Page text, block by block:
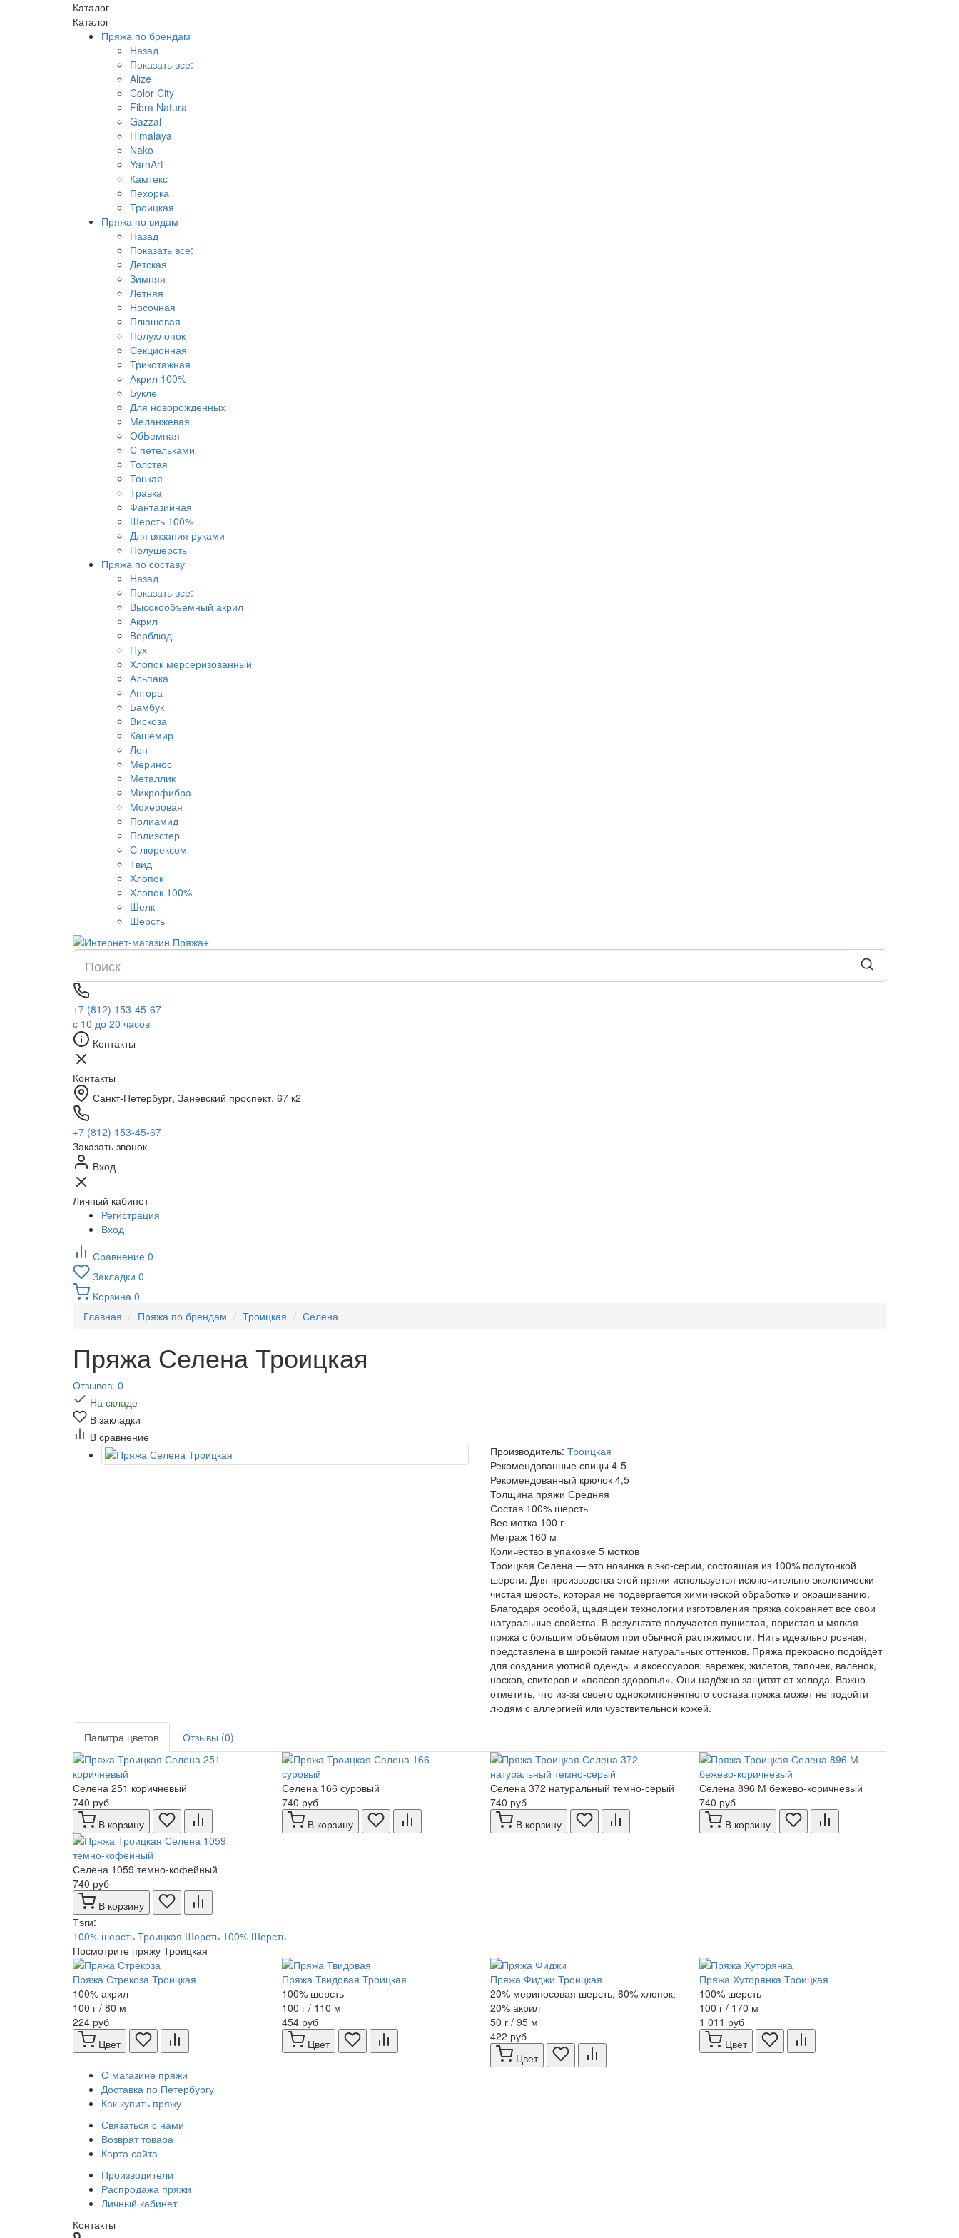
Каталог
Каталог
Пряжа по брендам
Назад
Показать все:
Alize
Color City
Fibra Natura
Gazzal
Himalaya
Nako
YarnArt
Камтекс
Пехорка
Троицкая
Пряжа по видам
Назад
Показать все:
Детская
Зимняя
Летняя
Носочная
Плюшевая
Полухлопок
Секционная
Трикотажная
Акрил 100%
Букле
Для новорожденных
Меланжевая
ОбЬемная
С петельками
Толстая
Тонкая
Травка
Фантазийная
Шерсть 100%
Для вязания руками
Полушерсть
Пряжа по составу
Назад
Показать все:
Высокообъемный акрил
Акрил
Верблюд
Пух
Хлопок мерсеризованный
Альпака
Ангора
Бамбук
Вискоза
Кашемир
Лен
Меринос
Металлик
Микрофибра
Мохеровая
Полиамид
Полиэстер
С люрексом
Твид
Хлопок
Хлопок 100%
Шелк
Шерсть
+7 (812) 153-45-67
с 10 до 20 часов
Контакты
Контакты
Санкт-Петербург, ​Заневский проспект, 67 к2
+7 (812) 153-45-67
Заказать звонок
Вход
Личный кабинет
Регистрация
Вход
Сравнение 0
Закладки 0
Корзина 0
Главная
Пряжа по брендам Троицкая Селена
Пряжа Селена Троицкая
Отзывов: 0
На складе
В закладки
В сравнение
Производитель: Троицкая
Рекомендованные спицы 4-5
Рекомендованный крючок 4,5
Толщина пряжи Средняя
Состав 100% шерсть
Вес мотка 100 г
Метраж 160 м
Количество в упаковке 5 мотков
Троицкая Селена — это новинка в эко-серии, состоящая из 100% полутонкой
шерсти. Для производства этой пряжи используется исключительно экологически
чистая шерсть, которая не подвергается химической обработке и окрашиванию.
Благодаря особой, щадящей технологии изготовления пряжа сохраняет все свои
натуральные свойства. В результате получается пушистая, пористая и мягкая
пряжа с большим объёмом при обычной растяжимости. Нить идеально ровная,
представлена в широкой гамме натуральных оттенков. Пряжа прекрасно подойдёт
для создания уютной одежды и аксессуаров: варежек, жилетов, тапочек, валенок,
носков, свитеров и «поясов здоровья». Они надёжно защитят от холода. Важно
отметить, что из-за своего однокомпонентного состава пряжа может не подойти
людям с аллергией или чувствительной кожей.
Палитра цветов Отзывы (0)
Селена 251 коричневый
740 руб
В корзину
Селена 166 суровый
740 руб
В корзину
Селена 372 натуральный темно-серый
740 руб
В корзину
Селена 896 М бежево-коричневый
740 руб
В корзину
Селена 1059 темно-кофейный
740 руб
В корзину
Тэги:
100% шерсть Троицкая Шерсть 100% Шерсть
Посмотрите пряжу Троицкая
Пряжа Стрекоза Троицкая
100% акрил
100 г / 80 м
224 руб
Цвет
Пряжа Твидовая Троицкая
100% шерсть
100 г / 110 м
454 руб
Цвет
Пряжа Фиджи Троицкая
20% мериносовая шерсть, 60% хлопок,
20% акрил
50 г / 95 м
422 руб
Цвет
Пряжа Хуторянка Троицкая
100% шерсть
100 г / 170 м
1 011 руб
Цвет
О магазине пряжи
Доставка по Петербургу
Как купить пряжу
Связаться с нами
Возврат товара
Карта сайта
Производители
Распродажа пряжи
Личный кабинет
Контакты